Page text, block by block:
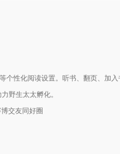
性化阅读设置。听书、翻页、加入
野生太太孵化。
交友同好圈